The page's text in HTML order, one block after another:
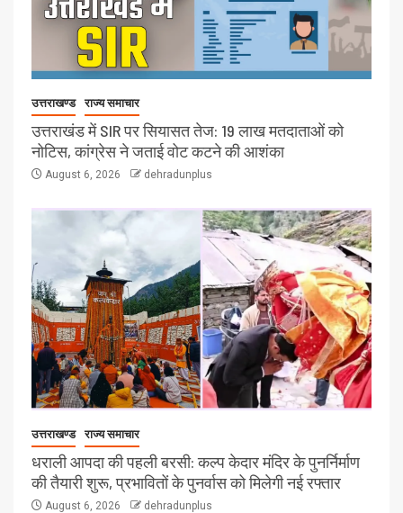
उत्तराखण्ड राज्य समाचार
उत्तराखंड में SIR पर सियासत तेज: 19 लाख मतदाताओं को
नोटिस, कांग्रेस ने जताई वोट कटने की आशंका
August 6, 2026 dehradunplus
उत्तराखण्ड राज्य समाचार
धराली आपदा की पहली बरसी: कल्प केदार मंदिर के पुनर्निर्माण
की तैयारी शुरू, प्रभावितों के पुनर्वास को मिलेगी नई रफ्तार
August 6, 2026 dehradunplus